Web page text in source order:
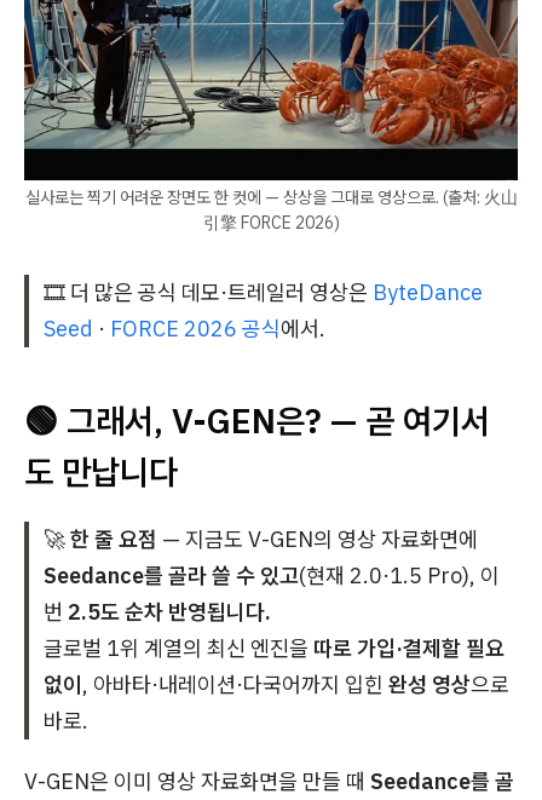
실사로는 찍기 어려운 장면도 한 컷에 — 상상을 그대로 영상으로. (출처: 火山
引擎 FORCE 2026)
🎞️ 더 많은 공식 데모·트레일러 영상은 ByteDance
Seed · FORCE 2026 공식에서.
🟢 그래서, V-GEN은? — 곧 여기서
도 만납니다
🚀한 줄 요점 — 지금도 V-GEN의 영상 자료화면에
Seedance를 골라 쓸 수 있고(현재 2.0·1.5 Pro), 이
번 2.5도 순차 반영됩니다.
글로벌 1위 계열의 최신 엔진을 따로 가입·결제할 필요
없이, 아바타·내레이션·다국어까지 입힌 완성 영상으로
바로.
V-GEN은 이미 영상 자료화면을 만들 때 Seedance를 골